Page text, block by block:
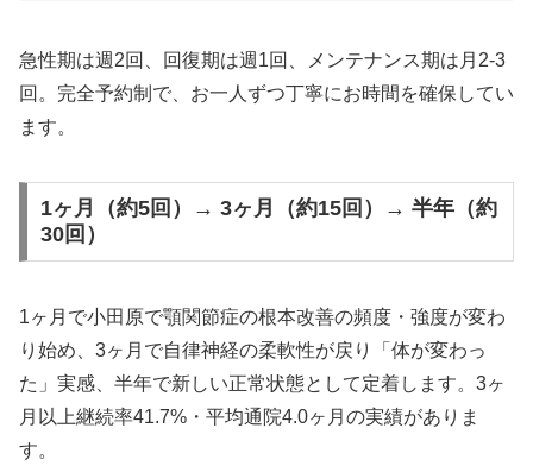
急性期は週2回、回復期は週1回、メンテナンス期は月2-3
回。完全予約制で、お一人ずつ丁寧にお時間を確保してい
ます。
1ヶ月（約5回）→ 3ヶ月（約15回）→ 半年（約
30回）
1ヶ月で小田原で顎関節症の根本改善の頻度・強度が変わ
り始め、3ヶ月で自律神経の柔軟性が戻り「体が変わっ
た」実感、半年で新しい正常状態として定着します。3ヶ
月以上継続率41.7%・平均通院4.0ヶ月の実績がありま
す。